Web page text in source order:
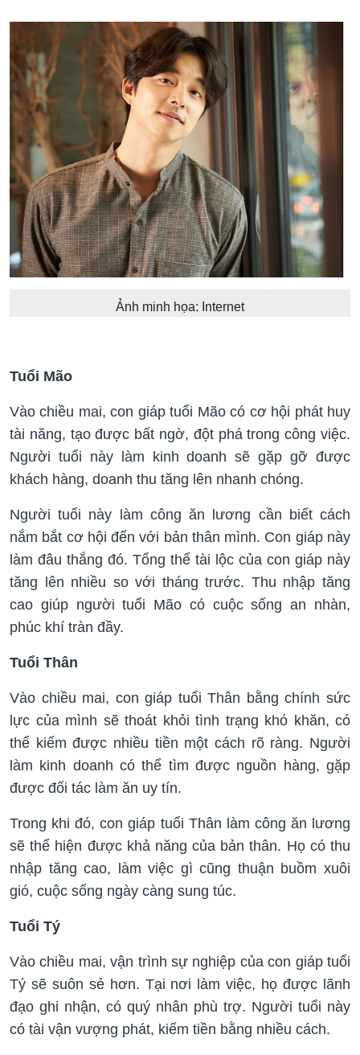
Ảnh minh họa: Internet
Tuổi Mão
Vào chiều mai, con giáp tuổi Mão có cơ hội phát huy
tài năng, tạo được bất ngờ, đột phá trong công việc.
Người tuổi này làm kinh doanh sẽ gặp gỡ được
khách hàng, doanh thu tăng lên nhanh chóng.
Người tuổi này làm công ăn lương cần biết cách
nắm bắt cơ hội đến với bản thân mình. Con giáp này
làm đâu thắng đó. Tổng thể tài lộc của con giáp này
tăng lên nhiều so với tháng trước. Thu nhập tăng
cao giúp người tuổi Mão có cuộc sống an nhàn,
phúc khí tràn đầy.
Tuổi Thân
Vào chiều mai, con giáp tuổi Thân bằng chính sức
lực của mình sẽ thoát khỏi tình trạng khó khăn, có
thể kiếm được nhiều tiền một cách rõ ràng. Người
làm kinh doanh có thể tìm được nguồn hàng, gặp
được đối tác làm ăn uy tín.
Trong khi đó, con giáp tuổi Thân làm công ăn lương
sẽ thể hiện được khả năng của bản thân. Họ có thu
nhập tăng cao, làm việc gì cũng thuận buồm xuôi
gió, cuộc sống ngày càng sung túc.
Tuổi Tý
Vào chiều mai, vận trình sự nghiệp của con giáp tuổi
Tý sẽ suôn sẻ hơn. Tại nơi làm việc, họ được lãnh
đạo ghi nhận, có quý nhân phù trợ. Người tuổi này
có tài vận vượng phát, kiếm tiền bằng nhiều cách.